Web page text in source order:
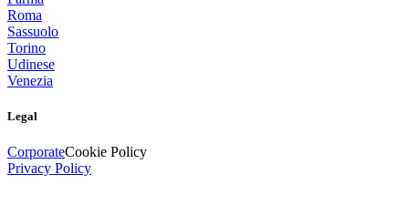
Roma
Sassuolo
Torino
Udinese
Venezia
Legal
CorporateCookie Policy
Privacy Policy